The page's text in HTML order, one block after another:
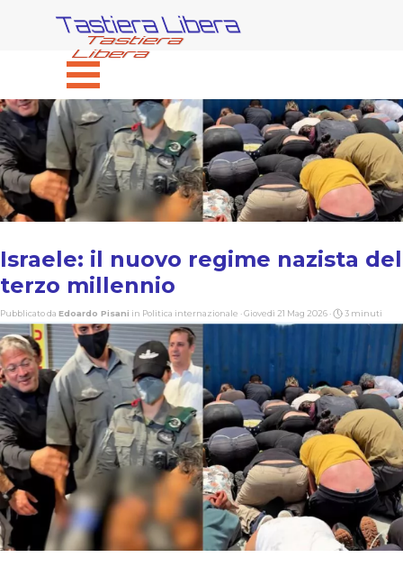
Tastiera Libera
Salta menù
Israele: il nuovo regime nazista del
terzo millennio
Pubblicato da Edoardo Pisani in Politica internazionale · Giovedì 21 Mag 2026 · 3 minuti